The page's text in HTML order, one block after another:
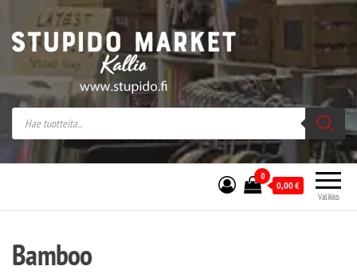
Stupido Market – verkossa ja kivijalassa
Stupido Market on vaihtoehtomusaan
erikoistunut verkko- sekä
kivijalkakauppa Helsingissä Kallion
sydämessä.
Valikko
0
0,00€
Bamboo